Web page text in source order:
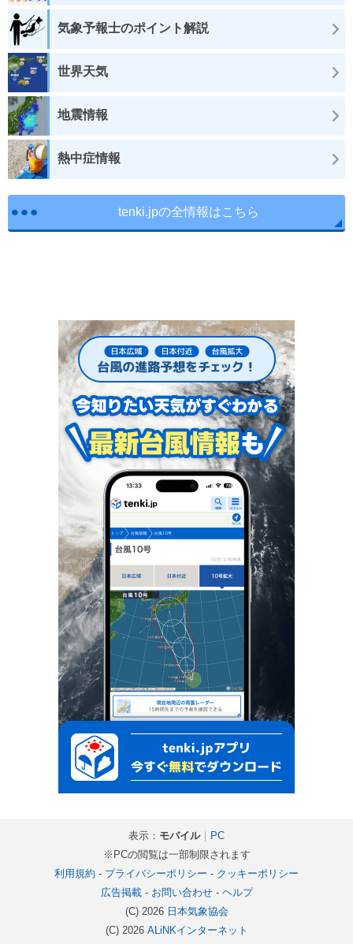
気象予報士のポイント解説
世界天気
地震情報
熱中症情報
tenki.jpの全情報はこちら
表示： モバイル｜
PC
※PCの閲覧は一部制限されます
利用規約 - プライバシーポリシー - クッキーポリシー
広告掲載- お問い合わせ- ヘルプ
(C) 2026 日本気象協会
(C) 2026 ALiNKインターネット